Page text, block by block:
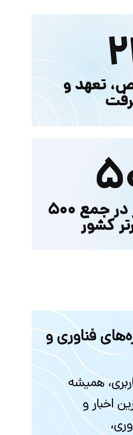
تعهد و
افتخار حضور در جمع ۵۰۰
کشور
فناوری و
همیشه
اخبار و